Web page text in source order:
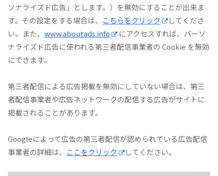
ソナライズド広告」とします。）を無効にすることが出来ま
す。その設定をする場合は、 こちらをクリック
してくださ
い。また、 www.aboutads.info
にアクセスすれば、パーソ
ナライズド広告に使われる第三者配信事業者の Cookie を無効
にできます。
第三者配信による広告掲載を無効にしていない場合は、第三
者配信事業者や広告ネットワークの配信する広告がサイトに
掲載されることがあります。
Googleによって広告の第三者配信が認められている広告配信
事業者の詳細は、 ここをクリック してください。